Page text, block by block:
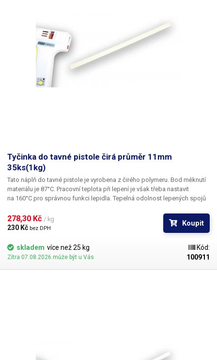
Tyčinka do tavné pistole čirá průměr 11mm
35ks(1kg)
Tato náplň do tavné pistole je vyrobena z čirého polymeru. Bod měknutí
materiálu je 87°C. Pracovní teplota při lepení je však třeba nastavit
na 160°C pro správnou funkci lepidla. Tepelná odolnost lepených spojů
278,30 Kč / kg
230 Kč bez DPH
Koupit
skladem více než 25 kg
Zítra 07.08.2026 může být u Vás
Kód:
100911